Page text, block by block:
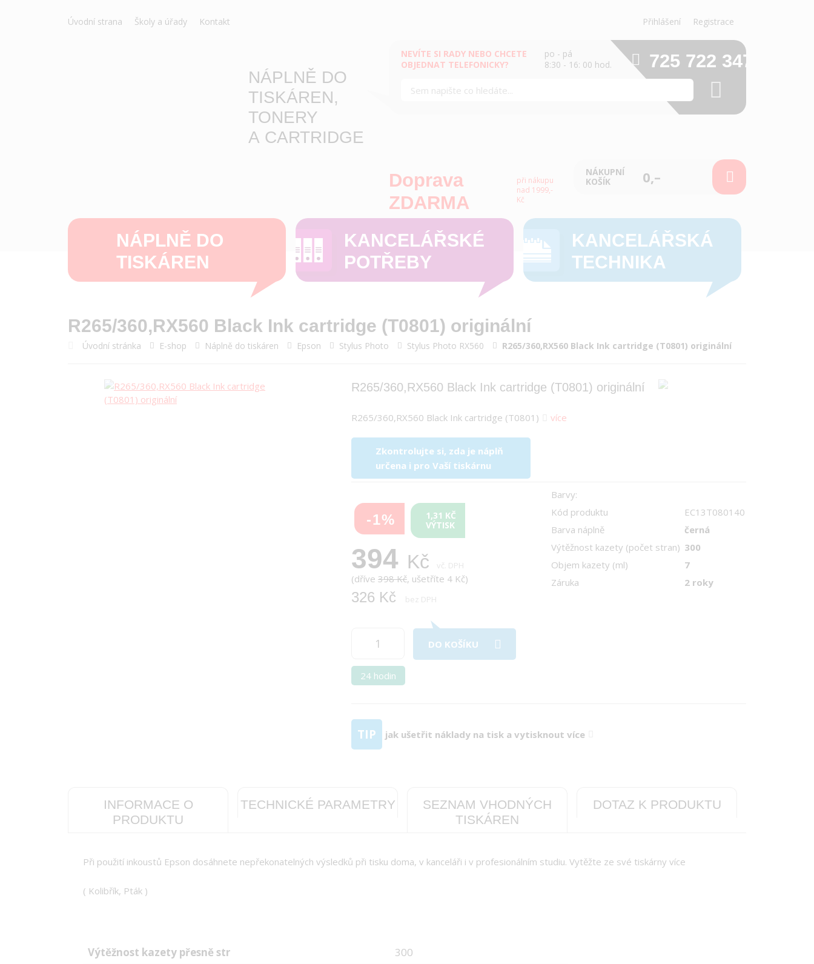
Úvodní strana Školy a úřady Kontakt Přihlášení Registrace
NÁPLNĚ DO
TISKÁREN,
TONERY
A CARTRIDGE
NEVÍTE SI RADY NEBO CHCETE
OBJEDNAT TELEFONICKY?
po - pá
8:30 - 16: 00 hod.
725 722 347
Doprava
ZDARMA
při nákupu
nad 1999,-
Kč
NÁKUPNÍ
KOŠÍK
0,–
NÁPLNĚ DO
TISKÁREN
KANCELÁŘSKÉ
POTŘEBY
KANCELÁŘSKÁ
TECHNIKA
R265/360,RX560 Black Ink cartridge (T0801) originální
Úvodní stránka E-shop Náplně do tiskáren Epson Stylus Photo Stylus Photo RX560 R265/360,RX560 Black Ink cartridge (T0801) originální
R265/360,RX560 Black Ink cartridge (T0801) originální
R265/360,RX560 Black Ink cartridge (T0801) více
Zkontrolujte si, zda je náplň
určena i pro Vaší tiskárnu
-1%
1,31 KČ
VÝTISK
394 Kč vč. DPH
(dříve 398 Kč, ušetříte 4 Kč)
326 Kč bez DPH
DO KOŠÍKU
24 hodin
Barvy:
Kód produktu
EC13T080140
Barva náplně
černá
Výtěžnost kazety (počet stran) 300
Objem kazety (ml)
7
Záruka
2 roky
TIP jak ušetřit náklady na tisk a vytisknout více
INFORMACE O
PRODUKTU
TECHNICKÉ PARAMETRY
SEZNAM VHODNÝCH
TISKÁREN
DOTAZ K PRODUKTU
Při použití inkoustů Epson dosáhnete nepřekonatelných výsledků při tisku doma, v kanceláři i v profesionálním studiu. Vytěžte ze své tiskárny více
( Kolibřík, Pták )
Výtěžnost kazety přesně str
300